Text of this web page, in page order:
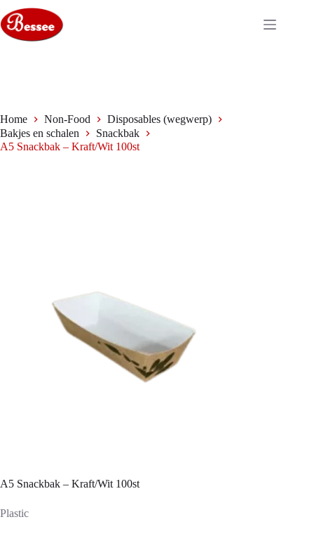
naar
de
inhoud
Home Non-Food
Disposables (wegwerp)
Bakjes en schalen
Snackbak
A5 Snackbak – Kraft/Wit 100st
A5 Snackbak – Kraft/Wit 100st
Plastic